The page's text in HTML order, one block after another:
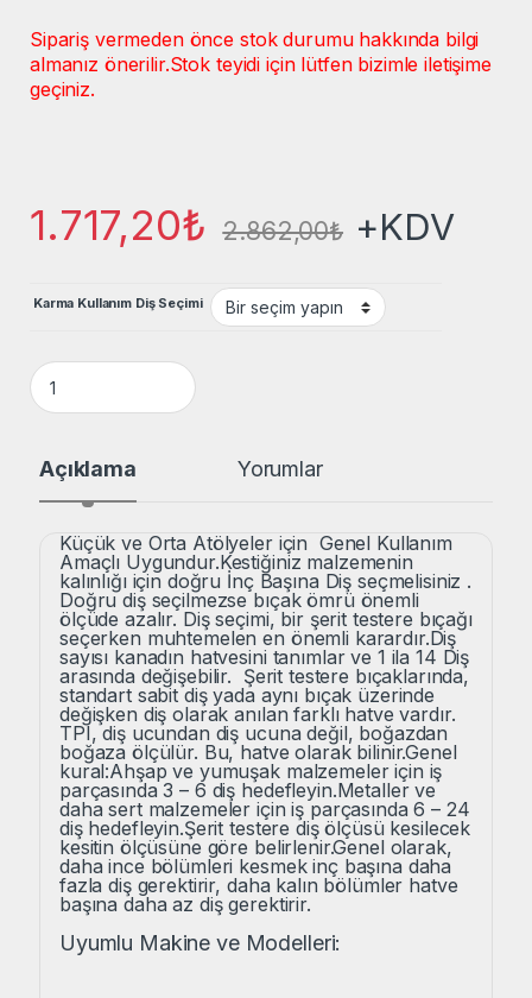
Sipariş vermeden önce stok durumu hakkında bilgi
almanız önerilir.Stok teyidi için lütfen bizimle iletişime
geçiniz.
1.717,20₺ 2.862,00₺ +KDV
Karma Kullanım Diş Seçimi
Uzay UMSO 350 – 34×1,10×4320 M42 Prosharp Bi-Metal
Açıklama Yorumlar
Küçük ve Orta Atölyeler için Genel Kullanım
Amaçlı Uygundur.Kestiğiniz malzemenin
kalınlığı için doğru İnç Başına Diş seçmelisiniz .
Doğru diş seçilmezse bıçak ömrü önemli
ölçüde azalır. Diş seçimi, bir şerit testere bıçağı
seçerken muhtemelen en önemli karardır.Diş
sayısı kanadın hatvesini tanımlar ve 1 ila 14 Diş
arasında değişebilir. Şerit testere bıçaklarında,
standart sabit diş yada aynı bıçak üzerinde
değişken diş olarak anılan farklı hatve vardır.
TPI, diş ucundan diş ucuna değil, boğazdan
boğaza ölçülür. Bu, hatve olarak bilinir.Genel
kural:Ahşap ve yumuşak malzemeler için iş
parçasında 3 – 6 diş hedefleyin.Metaller ve
daha sert malzemeler için iş parçasında 6 – 24
diş hedefleyin.Şerit testere diş ölçüsü kesilecek
kesitin ölçüsüne göre belirlenir.Genel olarak,
daha ince bölümleri kesmek inç başına daha
fazla diş gerektirir, daha kalın bölümler hatve
başına daha az diş gerektirir.
Uyumlu Makine ve Modelleri: